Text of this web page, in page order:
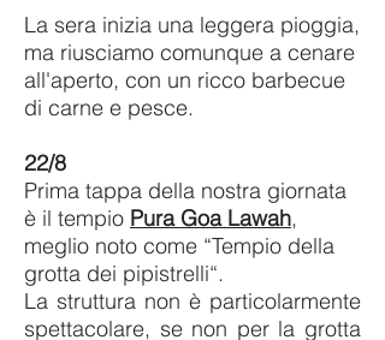
La sera inizia una leggera pioggia,
ma riusciamo comunque a cenare
all'aperto, con un ricco barbecue
di carne e pesce.
22/8
Prima tappa della nostra giornata
è il tempio Pura Goa Lawah,
meglio noto come “Tempio della
grotta dei pipistrelli“.
La struttura non è particolarmente
spettacolare, se non per la grotta